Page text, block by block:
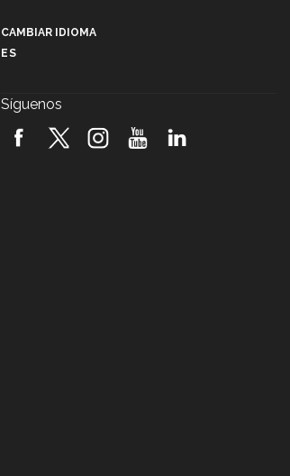
robótica FIRST 2026! (video)
CAMBIAR IDIOMA
ES
Síguenos